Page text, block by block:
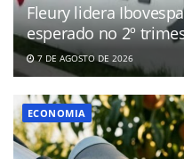
Fleury lidera
esperado no 2º
7 DE AGOSTO DE 2026
ECONOMIA